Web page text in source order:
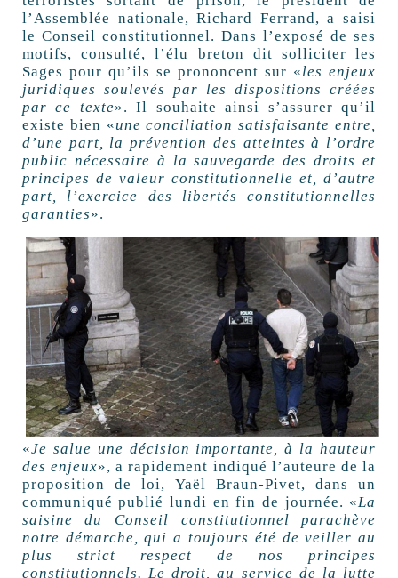
l’Assemblée nationale, Richard Ferrand, a saisi
le Conseil constitutionnel. Dans l’exposé de ses
motifs, consulté, l’élu breton dit solliciter les
Sages pour qu’ils se prononcent sur «les enjeux
juridiques soulevés par les dispositions créées
par ce texte». Il souhaite ainsi s’assurer qu’il
existe bien «une conciliation satisfaisante entre,
d’une part, la prévention des atteintes à l’ordre
public nécessaire à la sauvegarde des droits et
principes de valeur constitutionnelle et, d’autre
part, l’exercice des libertés constitutionnelles
garanties».
«Je salue une décision importante, à la hauteur
des enjeux», a rapidement indiqué l’auteure de la
proposition de loi, Yaël Braun-Pivet, dans un
communiqué publié lundi en fin de journée. «La
saisine du Conseil constitutionnel parachève
notre démarche, qui a toujours été de veiller au
plus strict respect de nos principes
constitutionnels. Le droit, au service de la lutte